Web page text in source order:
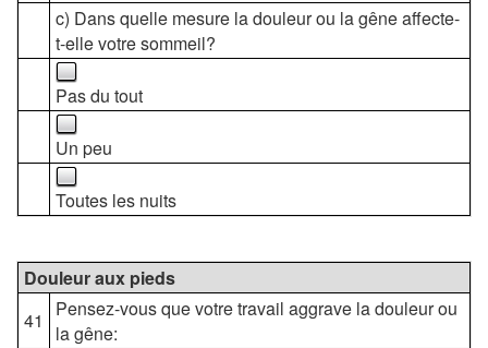
c) Dans quelle mesure la douleur ou la gêne affecte-
t-elle votre sommeil?
Pas du tout
Un peu
Toutes les nuits
Douleur aux pieds
41
Pensez-vous que votre travail aggrave la douleur ou
la gêne: